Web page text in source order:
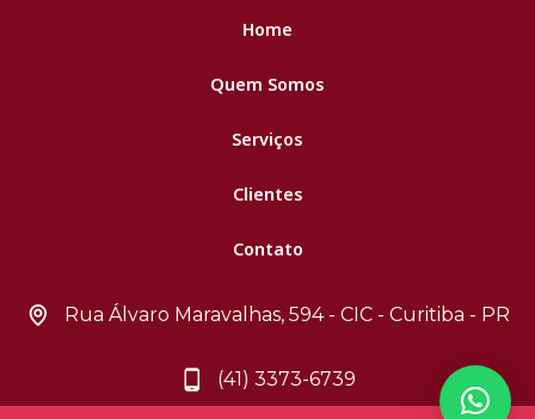
Home
Quem Somos
Serviços
Clientes
Contato
Rua Álvaro Maravalhas, 594 - CIC - Curitiba - PR
(41) 3373-6739